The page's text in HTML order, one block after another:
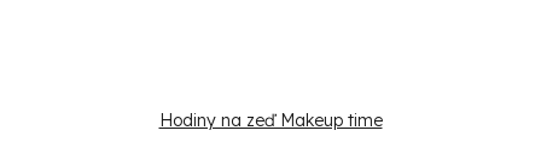
Hodiny na zeď Makeup time